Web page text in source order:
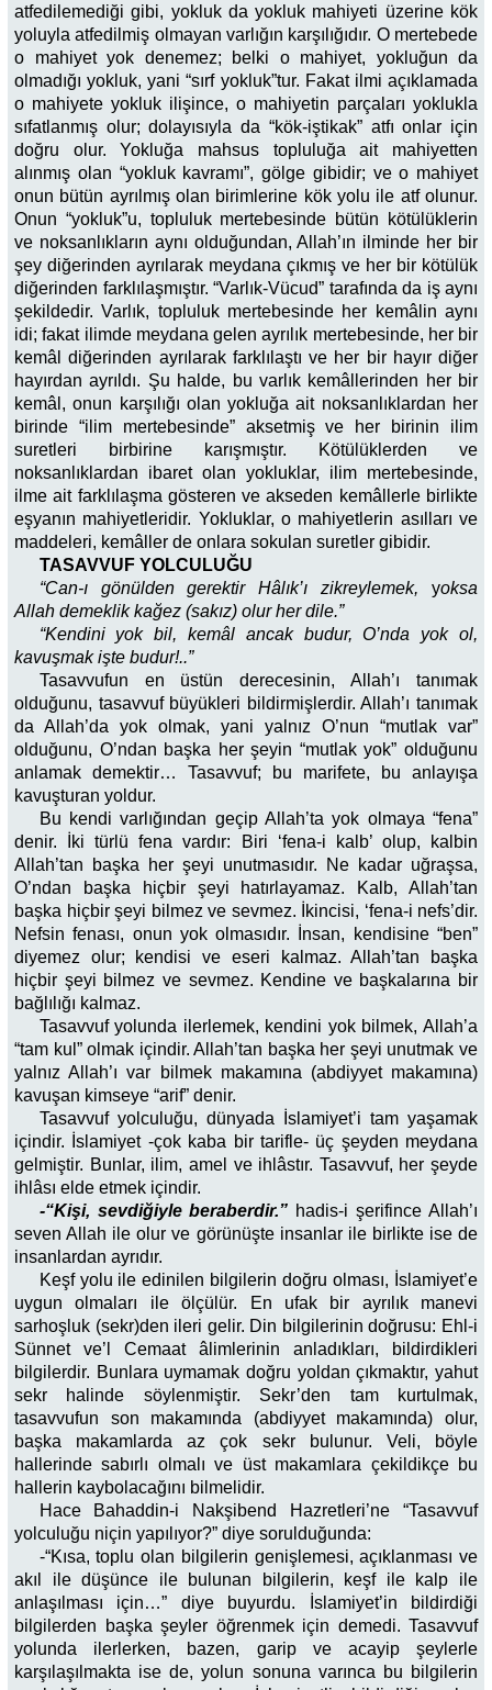
atfedilemediği gibi, yokluk da yokluk mahiyeti üzerine kök
yoluyla atfedilmiş olmayan varlığın karşılığıdır. O mertebede
o mahiyet yok denemez; belki o mahiyet, yokluğun da
olmadığı yokluk, yani “sırf yokluk”tur. Fakat ilmi açıklamada
o mahiyete yokluk ilişince, o mahiyetin parçaları yoklukla
sıfatlanmış olur; dolayısıyla da “kök-iştikak” atfı onlar için
doğru olur. Yokluğa mahsus topluluğa ait mahiyetten
alınmış olan “yokluk kavramı”, gölge gibidir; ve o mahiyet
onun bütün ayrılmış olan birimlerine kök yolu ile atf olunur.
Onun “yokluk”u, topluluk mertebesinde bütün kötülüklerin
ve noksanlıkların aynı olduğundan, Allah’ın ilminde her bir
şey diğerinden ayrılarak meydana çıkmış ve her bir kötülük
diğerinden farklılaşmıştır. “Varlık-Vücud” tarafında da iş aynı
şekildedir. Varlık, topluluk mertebesinde her kemâlin aynı
idi; fakat ilimde meydana gelen ayrılık mertebesinde, her bir
kemâl diğerinden ayrılarak farklılaştı ve her bir hayır diğer
hayırdan ayrıldı. Şu halde, bu varlık kemâllerinden her bir
kemâl, onun karşılığı olan yokluğa ait noksanlıklardan her
birinde “ilim mertebesinde” aksetmiş ve her birinin ilim
suretleri birbirine karışmıştır. Kötülüklerden ve
noksanlıklardan ibaret olan yokluklar, ilim mertebesinde,
ilme ait farklılaşma gösteren ve akseden kemâllerle birlikte
eşyanın mahiyetleridir. Yokluklar, o mahiyetlerin asılları ve
maddeleri, kemâller de onlara sokulan suretler gibidir.
TASAVVUF YOLCULUĞU
“Can-ı gönülden gerektir Hâlık’ı zikreylemek, yoksa
Allah demeklik kağez (sakız) olur her dile.”
“Kendini yok bil, kemâl ancak budur,
O’nda yok ol,
kavuşmak işte budur!..”
Tasavvufun en üstün derecesinin, Allah’ı tanımak
olduğunu, tasavvuf büyükleri bildirmişlerdir. Allah’ı tanımak
da Allah’da yok olmak, yani yalnız O’nun “mutlak var”
olduğunu, O’ndan başka her şeyin “mutlak yok” olduğunu
anlamak demektir… Tasavvuf; bu marifete, bu anlayışa
kavuşturan yoldur.
Bu kendi varlığından geçip Allah’ta yok olmaya “fena”
denir. İki türlü fena vardır: Biri ‘fena-i kalb’ olup, kalbin
Allah’tan başka her şeyi unutmasıdır. Ne kadar uğraşsa,
O’ndan başka hiçbir şeyi hatırlayamaz. Kalb, Allah’tan
başka hiçbir şeyi bilmez ve sevmez. İkincisi, ‘fena-i nefs’dir.
Nefsin fenası, onun yok olmasıdır. İnsan, kendisine “ben”
diyemez olur; kendisi ve eseri kalmaz. Allah’tan başka
hiçbir şeyi bilmez ve sevmez. Kendine ve başkalarına bir
bağlılığı kalmaz.
Tasavvuf yolunda ilerlemek, kendini yok bilmek, Allah’a
“tam kul” olmak içindir. Allah’tan başka her şeyi unutmak ve
yalnız Allah’ı var bilmek makamına (abdiyyet makamına)
kavuşan kimseye “arif” denir.
Tasavvuf yolculuğu, dünyada İslamiyet’i tam yaşamak
içindir. İslamiyet -çok kaba bir tarifle- üç şeyden meydana
gelmiştir. Bunlar, ilim, amel ve ihlâstır. Tasavvuf, her şeyde
ihlâsı elde etmek içindir.
-“Kişi, sevdiğiyle beraberdir.” hadis-i şerifince Allah’ı
seven Allah ile olur ve görünüşte insanlar ile birlikte ise de
insanlardan ayrıdır.
Keşf yolu ile edinilen bilgilerin doğru olması, İslamiyet’e
uygun olmaları ile ölçülür. En ufak bir ayrılık manevi
sarhoşluk (sekr)den ileri gelir. Din bilgilerinin doğrusu: Ehl-i
Sünnet ve’l Cemaat âlimlerinin anladıkları, bildirdikleri
bilgilerdir. Bunlara uymamak doğru yoldan çıkmaktır, yahut
sekr halinde söylenmiştir. Sekr’den tam kurtulmak,
tasavvufun son makamında (abdiyyet makamında) olur,
başka makamlarda az çok sekr bulunur. Veli, böyle
hallerinde sabırlı olmalı ve üst makamlara çekildikçe bu
hallerin kaybolacağını bilmelidir.
Hace Bahaddin-i Nakşibend Hazretleri’ne “Tasavvuf
yolculuğu niçin yapılıyor?” diye sorulduğunda:
-“Kısa, toplu olan bilgilerin genişlemesi, açıklanması ve
akıl ile düşünce ile bulunan bilgilerin, keşf ile kalp ile
anlaşılması için…” diye buyurdu. İslamiyet’in bildirdiği
bilgilerden başka şeyler öğrenmek için demedi. Tasavvuf
yolunda ilerlerken, bazen, garip ve acayip şeylerle
karşılaşılmakta ise de, yolun sonuna varınca bu bilgilerin